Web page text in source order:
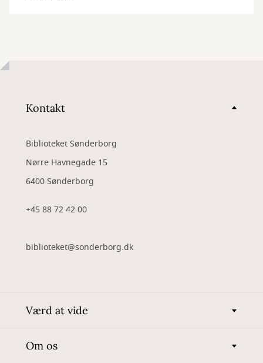
Kontakt
Biblioteket Sønderborg
Nørre Havnegade 15
6400 Sønderborg
+45 88 72 42 00
biblioteket@sonderborg.dk
Værd at vide
Om os